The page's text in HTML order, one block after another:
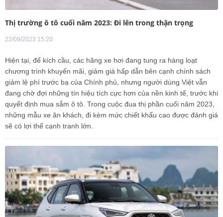
Thị trường ô tô cuối năm 2023: Đi lên trong thận trọng
22/09/2023 15:20
Hiện tại, để kích cầu, các hãng xe hơi đang tung ra hàng loạt
chương trình khuyến mãi, giảm giá hấp dẫn bên cạnh chính sách
giảm lệ phí trước bạ của Chính phủ, nhưng người dùng Việt vẫn
đang chờ đợi những tín hiệu tích cực hơn của nền kinh tế, trước khi
quyết định mua sắm ô tô. Trong cuộc đua thị phần cuối năm 2023,
những mẫu xe ăn khách, đi kèm mức chiết khấu cao được đánh giá
sẽ có lợi thế cạnh tranh lớn.